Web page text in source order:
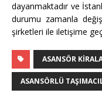
dayanmaktadır ve
durumu zamanla
şirketleri ile iletişime
ASANSÖR
ASANSÖRLÜ